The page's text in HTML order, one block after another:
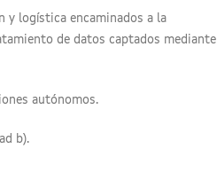
y logística encaminados a la
de datos captados mediante
autónomos.
b).